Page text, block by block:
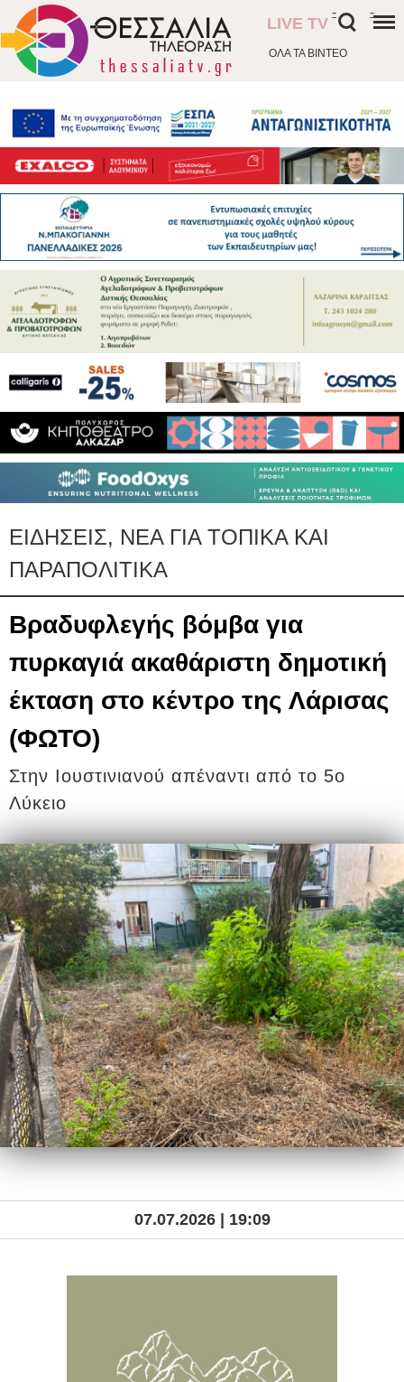
ΟΛΑ ΤΑ ΒΙΝΤΕΟ
LIVE TV
- -
ΕΙΔΗΣΕΙΣ, ΝΕΑ ΓΙΑ ΤΟΠΙΚΑ ΚΑΙ
ΠΑΡΑΠΟΛΙΤΙΚΑ
Βραδυφλεγής βόμβα για
πυρκαγιά ακαθάριστη δημοτική
έκταση στο κέντρο της Λάρισας
(ΦΩΤΟ)
Στην Ιουστινιανού απέναντι από το 5ο
Λύκειο
07.07.2026 | 19:09